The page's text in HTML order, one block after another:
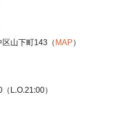
山下町143（ MAP）
L.O.21:00）